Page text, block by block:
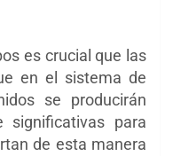
es crucial que las
en el sistema de
se producirán
significativas para
de esta manera